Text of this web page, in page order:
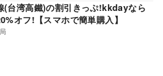
(台湾高鐵)の割引きっぷ!kkdayなら
オフ!【スマホで簡単購入】